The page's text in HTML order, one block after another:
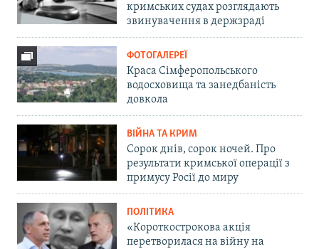
кримських судах розглядають
звинувачення в держзраді
ФОТОГАЛЕРЕЇ
Краса Сімферопольського
водосховища та занедбаність
довкола
ВІЙНА ТА КРИМ
Сорок днів, сорок ночей. Про
результати кримської операції з
примусу Росії до миру
ПОЛІТИКА
«Короткострокова акція
перетворилася на війну на